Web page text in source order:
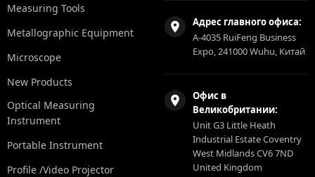
Measuring Tools
Metallographic Equipment
Microscope
New Products
Optical Measuring
Instrument
Portable Instrument
Profile /Video Projector
Адрес главного офиса:
A-4035 RuiFeng Business
Expo, 241000 Wuhu, Китай
Офис в
Великобритании:
Unit G3 Little Heath
Industrial Estate Coventry
West Midlands CV6 7ND
United Kingdom